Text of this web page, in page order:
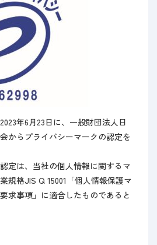
年6月23日に、一般財団法人日
からプライバシーマークの認定を
定は、当社の個人情報に関するマ
規格JIS Q 15001「個人情報保護マ
求事項」に適合したものであると